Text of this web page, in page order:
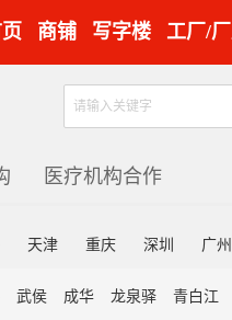
商铺 写字楼 工厂/
医疗机构合作
天津 重庆 深圳 广州
武侯 成华 龙泉驿 青白江